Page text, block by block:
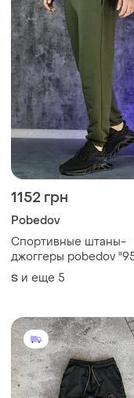
1152 грн
Pobedov
Спортивные штаны-
джоггеры pobedov
цвета хаки
S и еще 5